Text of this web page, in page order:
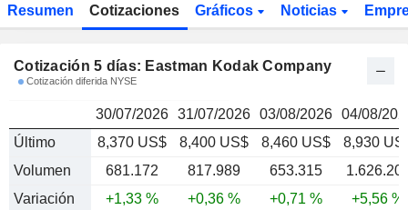
Resumen Cotizaciones Gráficos Noticias
Cotización 5 días: Eastman Kodak Company
Cotización diferida NYSE
30/07/2026 31/07/2026 03/08/2026 04/08/
Último
8,370 US$ 8,400 US$ 8,460 US$
8,930
Volumen
681.172 817.989 653.315
Variación
+1,33 % +0,36 % +0,71 %
+5,56 %